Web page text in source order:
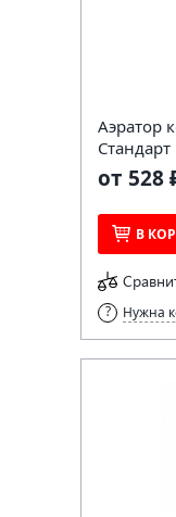
Аэратор
Стандарт
от 528
В
Нужна